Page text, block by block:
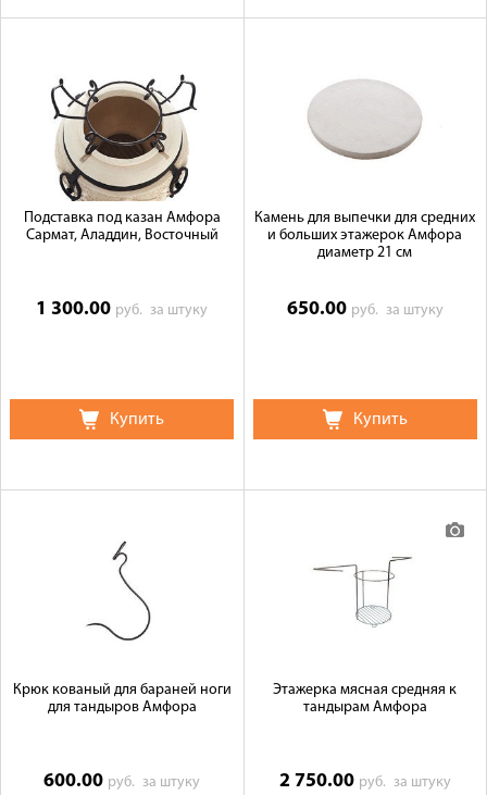
Подставка под казан Амфора
Сармат, Аладдин, Восточный
1 300.00 руб.за штуку
Купить
Камень для выпечки для средних
и больших этажерок Амфора
диаметр 21 см
650.00 руб. за штуку
Купить
Крюк кованый для бараней ноги
для тандыров Амфора
600.00 руб.за штуку
Этажерка мясная средняя к
тандырам Амфора
2 750.00 руб. за штуку